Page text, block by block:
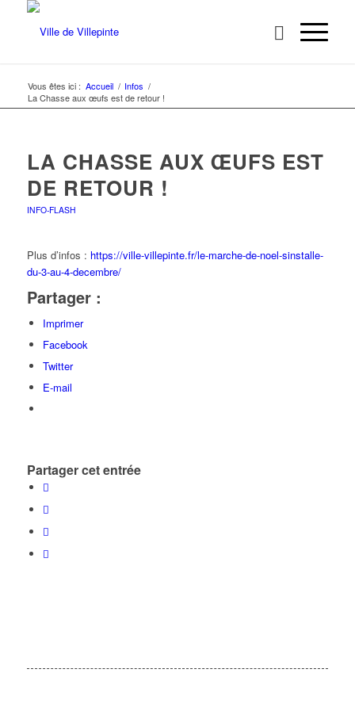
Vous êtes ici : Accueil / Infos /
La Chasse aux œufs est de retour !
LA CHASSE AUX ŒUFS EST
DE RETOUR !
INFO-FLASH
Plus d’infos : https://ville-villepinte.fr/le-marche-de-noel-sinstalle-
du-3-au-4-decembre/
Partager :
Imprimer
Facebook
Twitter
E-mail
Partager cet entrée